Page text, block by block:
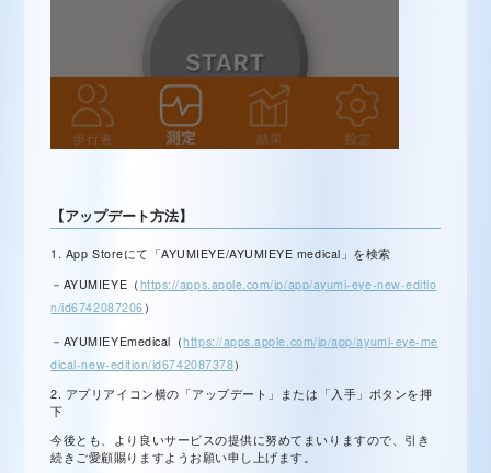
【アップデート方法】
1. App Storeにて「AYUMIEYE/AYUMIEYE medical」を検索
－AYUMIEYE（ https://apps.apple.com/jp/app/ayumi-eye-new-editio
n/id6742087206 ）
－AYUMIEYEmedical（https://apps.apple.com/jp/app/ayumi-eye-me
dical-new-edition/id6742087378）
2. アプリアイコン横の「アップデート」または「入手」ボタンを押
下
今後とも、より良いサービスの提供に努めてまいりますので、引き
続きご愛顧賜りますようお願い申し上げます。